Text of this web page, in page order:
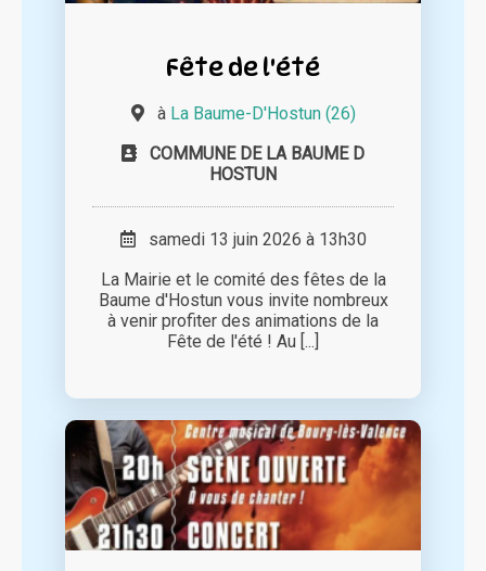
Fête de l'été
à La Baume-D'Hostun (26)
COMMUNE DE LA BAUME D
HOSTUN
samedi 13 juin 2026 à 13h30
La Mairie et le comité des fêtes de la
Baume d'Hostun vous invite nombreux
à venir profiter des animations de la
Fête de l'été ! Au [...]